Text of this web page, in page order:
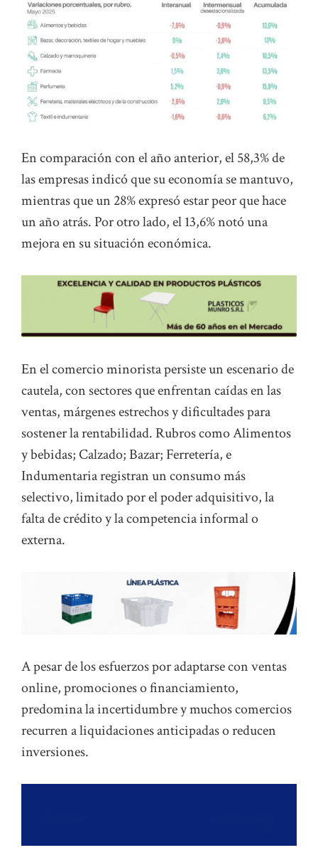
En comparación con el año anterior, el 58,3% de
las empresas indicó que su economía se mantuvo,
mientras que un 28% expresó estar peor que hace
un año atrás. Por otro lado, el 13,6% notó una
mejora en su situación económica.
En el comercio minorista persiste un escenario de
cautela, con sectores que enfrentan caídas en las
ventas, márgenes estrechos y dificultades para
sostener la rentabilidad. Rubros como Alimentos
y bebidas; Calzado; Bazar; Ferretería, e
Indumentaria registran un consumo más
selectivo, limitado por el poder adquisitivo, la
falta de crédito y la competencia informal o
externa.
A pesar de los esfuerzos por adaptarse con ventas
online, promociones o financiamiento,
predomina la incertidumbre y muchos comercios
recurren a liquidaciones anticipadas o reducen
inversiones.